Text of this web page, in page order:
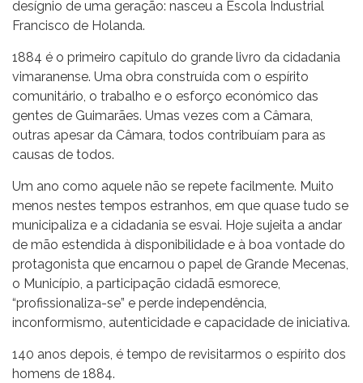
desígnio de uma geração: nasceu a Escola Industrial
Francisco de Holanda.
1884 é o primeiro capítulo do grande livro da cidadania
vimaranense. Uma obra construída com o espírito
comunitário, o trabalho e o esforço económico das
gentes de Guimarães. Umas vezes com a Câmara,
outras apesar da Câmara, todos contribuíam para as
causas de todos.
Um ano como aquele não se repete facilmente. Muito
menos nestes tempos estranhos, em que quase tudo se
municipaliza e a cidadania se esvai. Hoje sujeita a andar
de mão estendida à disponibilidade e à boa vontade do
protagonista que encarnou o papel de Grande Mecenas,
o Município, a participação cidadã esmorece,
“profissionaliza-se” e perde independência,
inconformismo, autenticidade e capacidade de iniciativa.
140 anos depois, é tempo de revisitarmos o espírito dos
homens de 1884.